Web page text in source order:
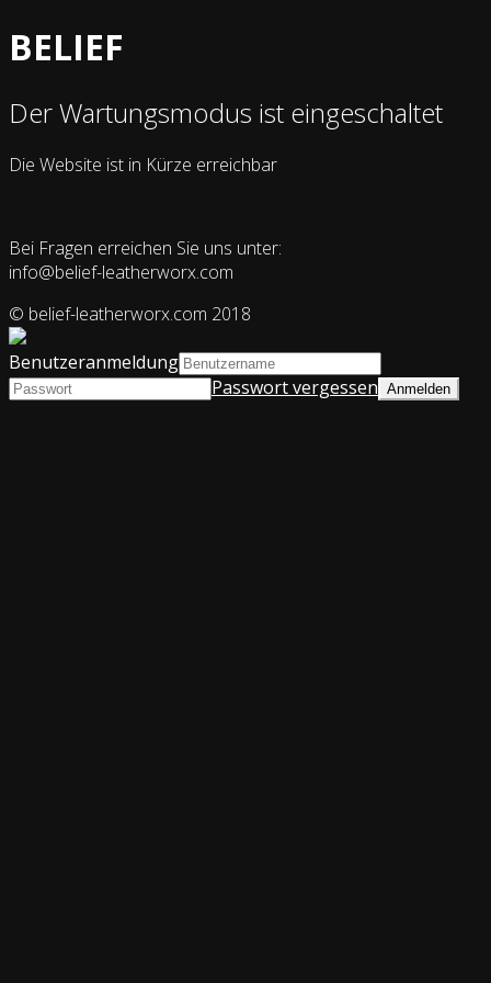
BELIEF
Der Wartungsmodus ist eingeschaltet
Die Website ist in Kürze erreichbar
Bei Fragen erreichen Sie uns unter:
info@belief-leatherworx.com
© belief-leatherworx.com 2018
Benutzeranmeldung
Passwort vergessen